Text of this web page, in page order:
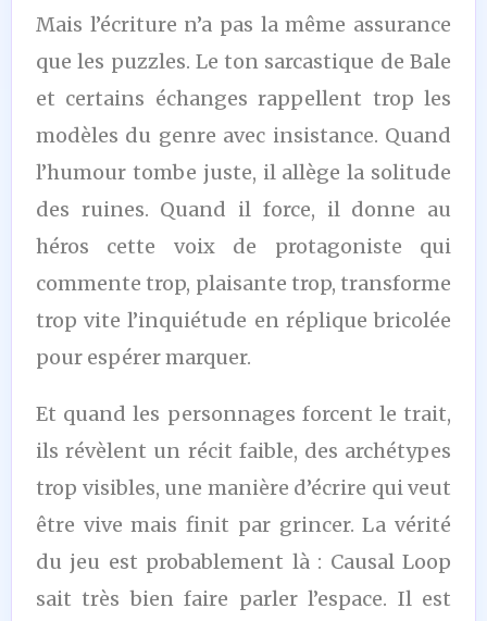
Mais l’écriture n’a pas la même assurance
que les puzzles. Le ton sarcastique de Bale
et certains échanges rappellent trop les
modèles du genre avec insistance. Quand
l’humour tombe juste, il allège la solitude
des ruines. Quand il force, il donne au
héros cette voix de protagoniste qui
commente trop, plaisante trop, transforme
trop vite l’inquiétude en réplique bricolée
pour espérer marquer.
Et quand les personnages forcent le trait,
ils révèlent un récit faible, des archétypes
trop visibles, une manière d’écrire qui veut
être vive mais finit par grincer. La vérité
du jeu est probablement là : Causal Loop
sait très bien faire parler l’espace. Il est